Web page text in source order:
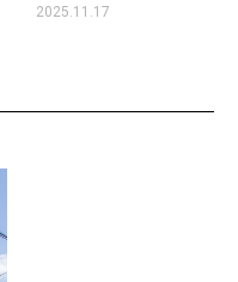
2025.11.17